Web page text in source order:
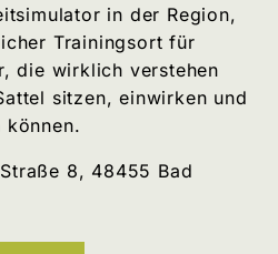
in der Region,
Trainingsort für
die wirklich verstehen
sitzen, einwirken und
8, 48455 Bad